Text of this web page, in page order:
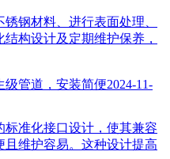
钢材料、进行表面处理、
构设计及定期维护保养，
级管道，安装简便2024-11-
准化接口设计，使其兼容
维护容易。这种设计提高